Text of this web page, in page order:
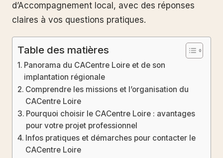
d’Accompagnement local, avec des réponses
claires à vos questions pratiques.
Table des matières
Panorama du CACentre Loire et de son
implantation régionale
Comprendre les missions et l’organisation du
CACentre Loire
Pourquoi choisir le CACentre Loire : avantages
pour votre projet professionnel
Infos pratiques et démarches pour contacter le
CACentre Loire